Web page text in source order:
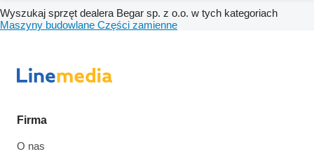
Wyszukaj sprzęt dealera Begar sp. z o.o. w tych kategoriach
Maszyny budowlane Części zamienne
Firma
O nas